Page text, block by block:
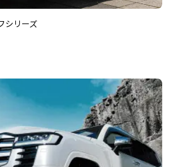
シリーズ